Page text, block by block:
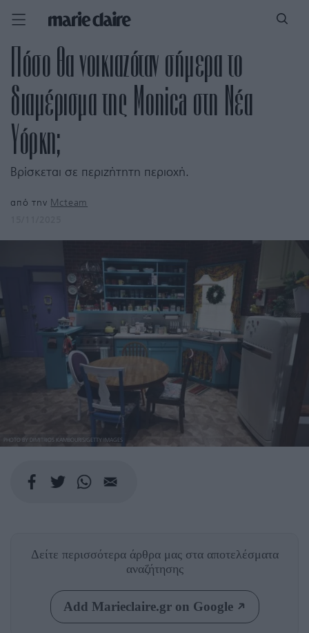
Πόσο θα νοικιαζόταν σήμερα το
διαμέρισμα της Monica στη Νέα
Υόρκη;
Βρίσκεται σε περιζήτητη περιοχή.
από την Mcteam
PHOTO BY DIMITRIOS KAMBOURIS/GETTY IMAGES
Δείτε περισσότερα άρθρα μας στα αποτελέσματα
αναζήτησης
Add Marieclaire.gr on Google